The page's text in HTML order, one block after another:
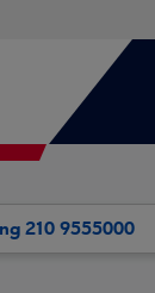
210 9555000